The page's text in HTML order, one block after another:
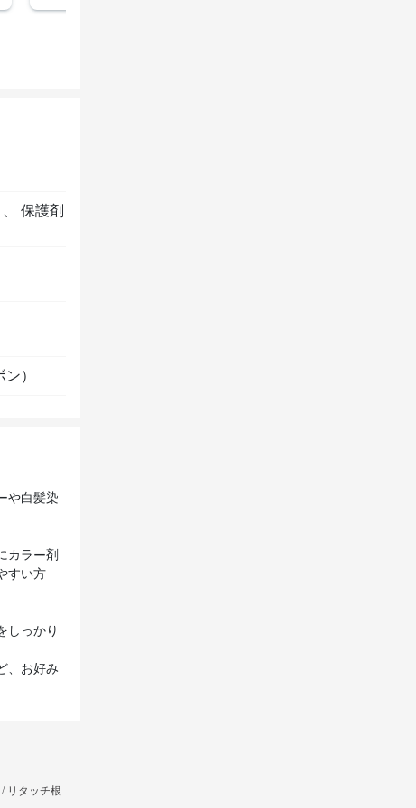
保護剤
）
や白髪染
カラー剤
すい方
しっかり
、お好み
/ リタッチ根